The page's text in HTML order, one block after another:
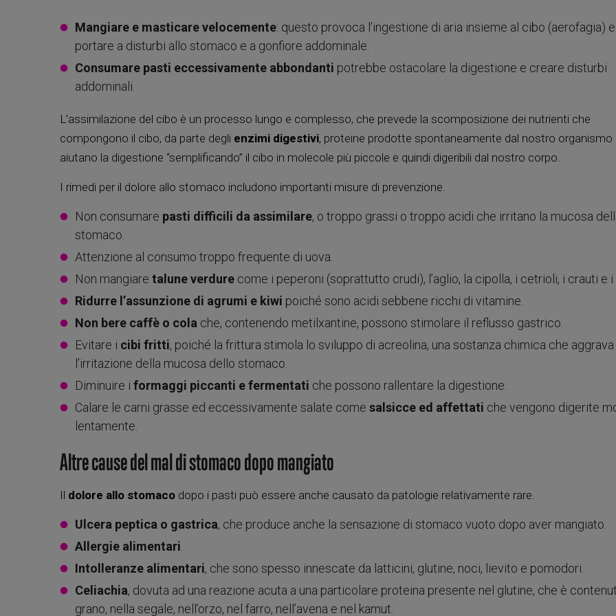
Mangiare e masticare velocemente: questo provoca l’ingestione di aria insieme al cibo (aerofagia)
portare a disturbi allo stomaco e a gonfiore addominale.
Consumare pasti eccessivamente abbondanti potrebbe ostacolare la digestione e creare disturbi
addominali.
L’assimilazione del cibo è un processo lungo e complesso, che prevede la scomposizione dei nutrienti che
compongono il cibo, da parte degli enzimi digestivi, proteine prodotte spontaneamente dal nostro organismo
aiutano la digestione “semplificando” il cibo in molecole più piccole e quindi digeribili dal nostro corpo.
I rimedi per il dolore allo stomaco includono importanti misure di prevenzione.
Non consumare pasti difficili da assimilare, o troppo grassi o troppo acidi che irritano la mucosa
stomaco.
Attenzione al consumo troppo frequente di uova.
Non mangiare talune verdure come i peperoni (soprattutto crudi), l’aglio, la cipolla, i cetrioli, i crauti e i
Ridurre l’assunzione di agrumi e kiwi poiché sono acidi sebbene ricchi di vitamine.
Non bere caffè o cola che, contenendo metilxantine, possono stimolare il reflusso gastrico.
Evitare i cibi fritti, poiché la frittura stimola lo sviluppo di acreolina, una sostanza chimica che aggrava
l’irritazione della mucosa dello stomaco.
Diminuire i formaggi piccanti e fermentati che possono rallentare la digestione.
Calare le carni grasse ed eccessivamente salate come salsicce ed affettati che vengono digerite
lentamente.
Altre cause del mal di stomaco dopo mangiato
Il dolore allo stomaco dopo i pasti può essere anche causato da patologie relativamente rare.
Ulcera peptica o gastrica, che produce anche la sensazione di stomaco vuoto dopo aver mangiato.
Allergie alimentari
Intolleranze alimentari, che sono spesso innescate da latticini, glutine, noci, lievito e pomodori.
Celiachia, dovuta ad una reazione acuta a una particolare proteina presente nel glutine, che è
grano, nella segale, nell’orzo, nel farro, nell’avena e nel kamut.